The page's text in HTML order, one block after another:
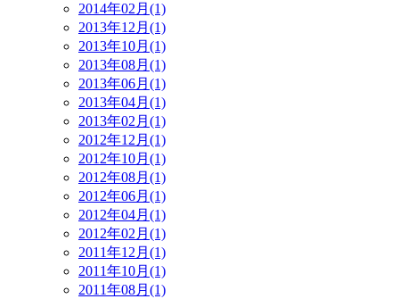
2014年02月(1)
2013年12月(1)
2013年10月(1)
2013年08月(1)
2013年06月(1)
2013年04月(1)
2013年02月(1)
2012年12月(1)
2012年10月(1)
2012年08月(1)
2012年06月(1)
2012年04月(1)
2012年02月(1)
2011年12月(1)
2011年10月(1)
2011年08月(1)